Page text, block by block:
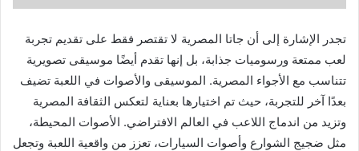
تجدر الإشارة إلى أن جاتا المصرية لا تقتصر فقط على تقديم تجربة
لعب ممتعة ورسوميات جذابة، بل إنها تقدم أيضًا موسيقى تصويرية
تتناسب مع الأجواء المصرية. الموسيقى والأصوات في اللعبة تضيف
بعدًا آخر للتجربة، حيث تم اختيارها بعناية لتعكس الثقافة المصرية
وتزيد من اندماج اللاعب في العالم الافتراضي. الأصوات المحيطة،
مثل ضجيج الشوارع وأصوات السيارات، تعزز من واقعية اللعبة وتجعل